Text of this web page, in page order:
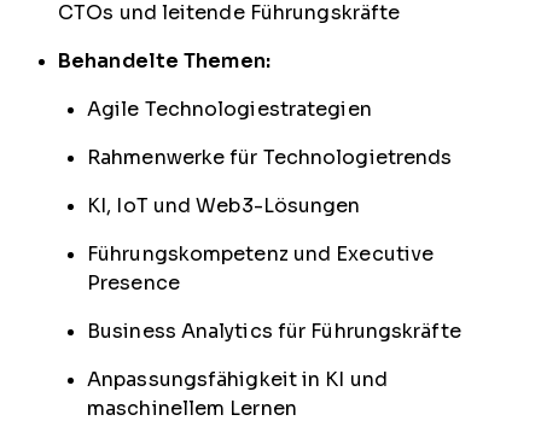
CTOs und leitende Führungskräfte
Behandelte Themen:
Agile Technologiestrategien
Rahmenwerke für Technologietrends
KI, IoT und Web3-Lösungen
Führungskompetenz und Executive
Presence
Business Analytics für Führungskräfte
Anpassungsfähigkeit in KI und
maschinellem Lernen